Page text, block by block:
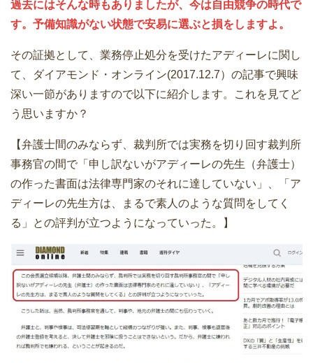
過去にはそんな時もありましたが、今は自由競争の時代で
す。予備知識がない状態で安易に選ぶと損をしますよ。
その証拠として、業務停止処分を受けたアディーレに関し
て、ダイアモンド・オンライン(2017.12.7）の記事で興味
深い一節がありますので以下に紹介します。これを見てど
う思いますか？
【弁護士間のみならず、裁判所では実務を切り回す裁判所
事務官の間で「申し訳ないがアディーレの先生（弁護士）
の作った書面は法律専門家のそれに達していない」、「ア
ディーレの先生方は、まるで素人のような質問をしてく
る」との評判が立つようになっていった。】